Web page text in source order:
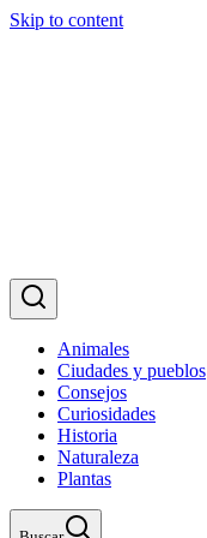
Skip to content
Animales
Ciudades y pueblos
Consejos
Curiosidades
Historia
Naturaleza
Plantas